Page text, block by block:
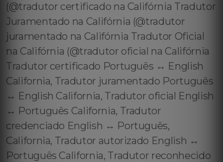
(@tradutor certificado na Califórnia Tradutor
Juramentado na Califórnia (@tradutor
juramentado na Califórnia Tradutor Oficial
na Califórnia (@tradutor oficial na Califórnia
Tradutor certificado Português ↔️ English
California, Tradutor juramentado Português
↔️ English California, Tradutor oficial English
↔️ Português California, Tradutor
credenciado English ↔️ Português,
California, Tradutor autorizado English ↔️
Português California, Tradutor reconhecido